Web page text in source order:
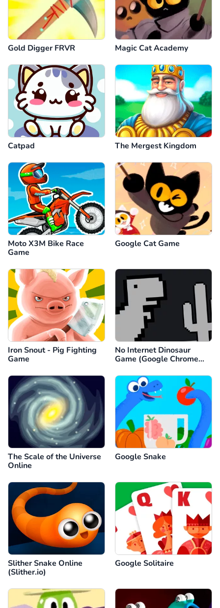
Gold Digger FRVR Magic Cat Academy
Catpad The Mergest Kingdom
Moto X3M Bike Race
Game
Google Cat Game
Iron Snout - Pig Fighting
Game
No Internet Dinosaur
Game (Google Chrome
The Scale of the Universe
Online
Google Snake
Slither Snake Online
(Slither.io)
Google Solitaire